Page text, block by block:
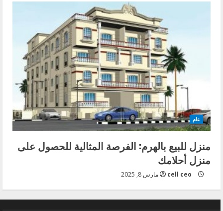
عام
منزل للبيع بالهرم: الفرصة المثالية للحصول على
منزل أحلامك
cell ceo مارس 8, 2025